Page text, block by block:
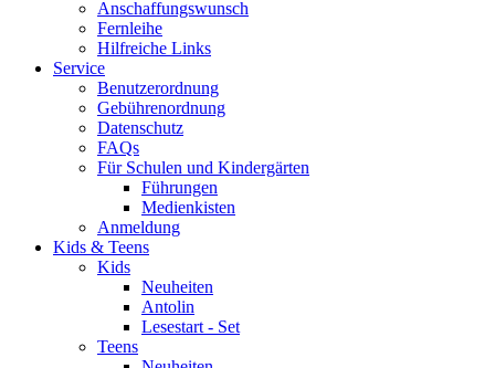
Anschaffungswunsch
Fernleihe
Hilfreiche Links
Service
Benutzerordnung
Gebührenordnung
Datenschutz
FAQs
Für Schulen und Kindergärten
Führungen
Medienkisten
Anmeldung
Kids & Teens
Kids
Neuheiten
Antolin
Lesestart - Set
Teens